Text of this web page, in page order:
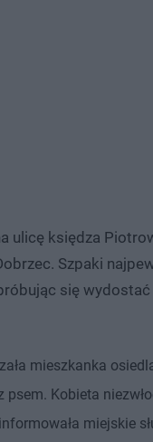
ulicę księdza
Szpaki
się
mieszkanka
psem. Kobieta
miejskie